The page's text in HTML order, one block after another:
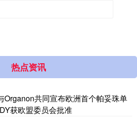
热点资讯
Organon共同宣布欧洲首个帕妥珠单
获欧盟委员会批准